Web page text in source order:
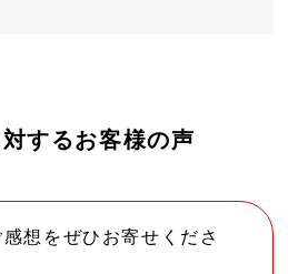
するお客様の声
想をぜひお寄せくださ